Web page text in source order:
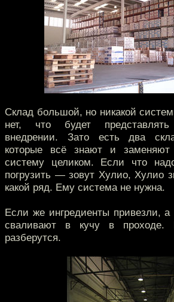
Склад большой, но никакой
нет, что будет
внедрении. Зато есть два
которые всё знают и заменяют
систему целиком. Если что
погрузить — зовут Хулио, Хулио
какой ряд. Ему система не нужна.
Если же ингредиенты привезли, а
сваливают в кучу в проходе.
разберутся.